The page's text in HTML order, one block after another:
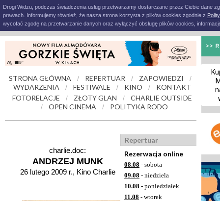
Drogi Widzu, podczas świadczenia usług przetwarzamy dostarczane przez Ciebie dane
prawach. Informujemy również, że nasza strona korzysta z plików cookies zgodnie z
wycofać zgodę na przetwarzanie danych oraz wyłączyć obsługę plików cookies,
STRONA GŁÓWNA / REPERTUAR / ZAPOWIEDZI /
WYDARZENIA / FESTIWALE / KINO /
KONTAKT
FOTORELACJE
/ ZŁOTY GLAN / CHARLIE OUTSIDE
/ OPEN CINEMA / POLITYKA RODO
charlie.doc:
ANDRZEJ MUNK
26 lutego 2009 r., Kino Charlie
Repertuar
Rezerwacja online
08.08 - sobota
09.08 - niedziela
10.08 - poniedziałek
11.08 - wtorek